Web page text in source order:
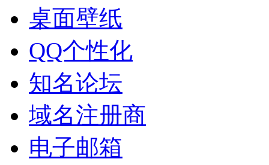
桌面壁纸
QQ个性化
知名论坛
域名注册商
电子邮箱